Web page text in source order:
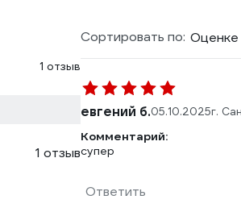
1 отзыв
1 отзыв
Сортировать по: Оценке
евгений б.05.10.2025г.
Комментарий:
супер
Ответить